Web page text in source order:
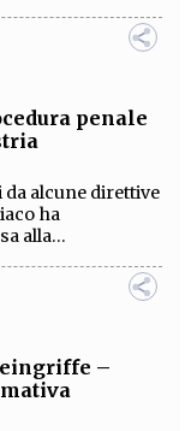
penale
alcune direttive
ha
alla...
–